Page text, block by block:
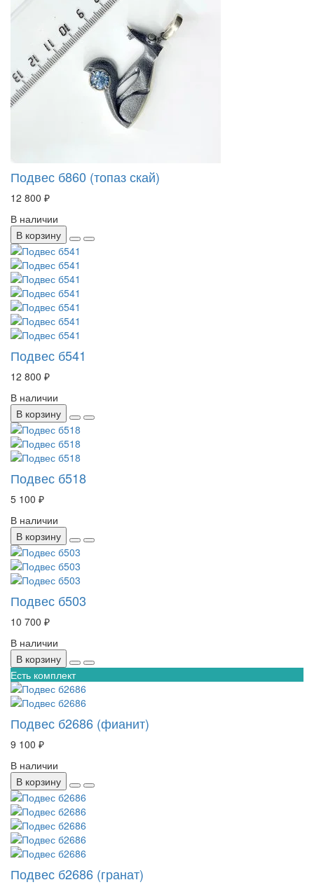
Подвес б860 (топаз скай)
12 800 ₽
В наличии
В корзину
Подвес б541
12 800 ₽
В наличии
В корзину
Подвес б518
5 100 ₽
В наличии
В корзину
Подвес б503
10 700 ₽
В наличии
В корзину
Есть комплект
Подвес б2686 (фианит)
9 100 ₽
В наличии
В корзину
Подвес б2686 (гранат)